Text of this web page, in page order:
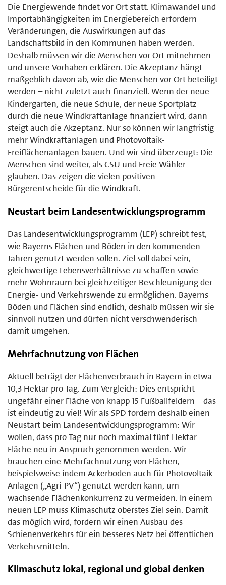
Die Energiewende findet vor Ort statt. Klimawandel und
Importabhängigkeiten im Energiebereich erfordern
Veränderungen, die Auswirkungen auf das
Landschaftsbild in den Kommunen haben werden.
Deshalb müssen wir die Menschen vor Ort mitnehmen
und unsere Vorhaben erklären. Die Akzeptanz hängt
maßgeblich davon ab, wie die Menschen vor Ort beteiligt
werden – nicht zuletzt auch finanziell. Wenn der neue
Kindergarten, die neue Schule, der neue Sportplatz
durch die neue Windkraftanlage finanziert wird, dann
steigt auch die Akzeptanz. Nur so können wir langfristig
mehr Windkraftanlagen und Photovoltaik-
Freiflächenanlagen bauen. Und wir sind überzeugt: Die
Menschen sind weiter, als CSU und Freie Wähler
glauben. Das zeigen die vielen positiven
Bürgerentscheide für die Windkraft.
Neustart beim Landesentwicklungsprogramm
Das Landesentwicklungsprogramm (LEP) schreibt fest,
wie Bayerns Flächen und Böden in den kommenden
Jahren genutzt werden sollen. Ziel soll dabei sein,
gleichwertige Lebensverhältnisse zu schaffen sowie
mehr Wohnraum bei gleichzeitiger Beschleunigung der
Energie- und Verkehrswende zu ermöglichen. Bayerns
Böden und Flächen sind endlich, deshalb müssen wir sie
sinnvoll nutzen und dürfen nicht verschwenderisch
damit umgehen.
Mehrfachnutzung von Flächen
Aktuell beträgt der Flächenverbrauch in Bayern in etwa
10,3 Hektar pro Tag. Zum Vergleich: Dies entspricht
ungefähr einer Fläche von knapp 15 Fußballfeldern – das
ist eindeutig zu viel! Wir als SPD fordern deshalb einen
Neustart beim Landesentwicklungsprogramm: Wir
wollen, dass pro Tag nur noch maximal fünf Hektar
Fläche neu in Anspruch genommen werden. Wir
brauchen eine Mehrfachnutzung von Flächen,
beispielsweise indem Ackerboden auch für Photovoltaik-
Anlagen („Agri-PV“) genutzt werden kann, um
wachsende Flächenkonkurrenz zu vermeiden. In einem
neuen LEP muss Klimaschutz oberstes Ziel sein. Damit
das möglich wird, fordern wir einen Ausbau des
Schienenverkehrs für ein besseres Netz bei öffentlichen
Verkehrsmitteln.
Klimaschutz lokal, regional und global denken